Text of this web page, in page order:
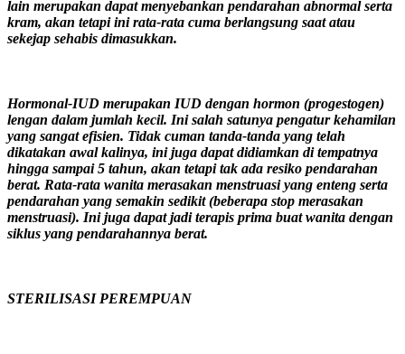
lain merupakan dapat menyebankan pendarahan abnormal serta
kram, akan tetapi ini rata-rata cuma berlangsung saat atau
sekejap sehabis dimasukkan.
Hormonal-IUD merupakan IUD dengan hormon (progestogen)
lengan dalam jumlah kecil. Ini salah satunya pengatur kehamilan
yang sangat efisien. Tidak cuman tanda-tanda yang telah
dikatakan awal kalinya, ini juga dapat didiamkan di tempatnya
hingga sampai 5 tahun, akan tetapi tak ada resiko pendarahan
berat. Rata-rata wanita merasakan menstruasi yang enteng serta
pendarahan yang semakin sedikit (beberapa stop merasakan
menstruasi). Ini juga dapat jadi terapis prima buat wanita dengan
siklus yang pendarahannya berat.
STERILISASI PEREMPUAN